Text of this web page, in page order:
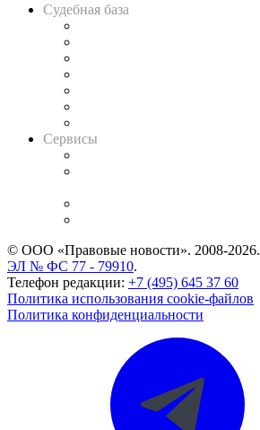
Судебная база
Сервисы
© ООО «Правовые новости». 2008-2026.
ЭЛ № ФС 77 - 79910.
Телефон редакции: +7 (495) 645 37 60
Политика использования cookie-файлов
Политика конфиденциальности